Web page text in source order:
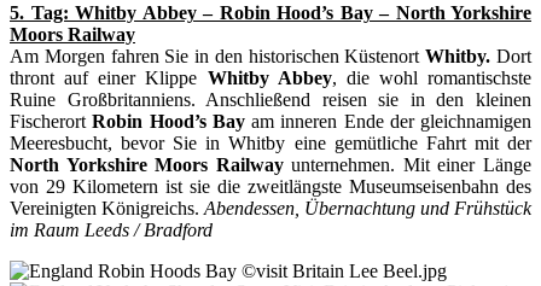
5. Tag: Whitby Abbey – Robin Hood’s Bay – North Yorkshire
Moors Railway
Am Morgen fahren Sie in den historischen KüstenortWhitby.Dort
thront auf einer Klippe Whitby Abbey, die wohl romantischste
Ruine Großbritanniens. Anschließend reisen sie in den kleinen
FischerortRobin Hood’s Bayam inneren Ende der gleichnamigen
Meeresbucht, bevor Sie in Whitby eine gemütliche Fahrt mit der
North Yorkshire Moors Railwayunternehmen. Mit einer Länge
von 29 Kilometern ist sie die zweitlängste Museumseisenbahn des
Vereinigten Königreichs. Abendessen, Übernachtung und Frühstück
im Raum Leeds / Bradford